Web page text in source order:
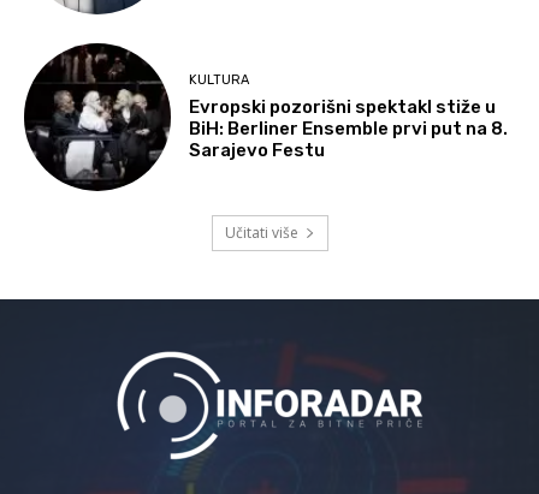
KULTURA
Evropski pozorišni spektakl stiže u
BiH: Berliner Ensemble prvi put na 8.
Sarajevo Festu
Učitati više